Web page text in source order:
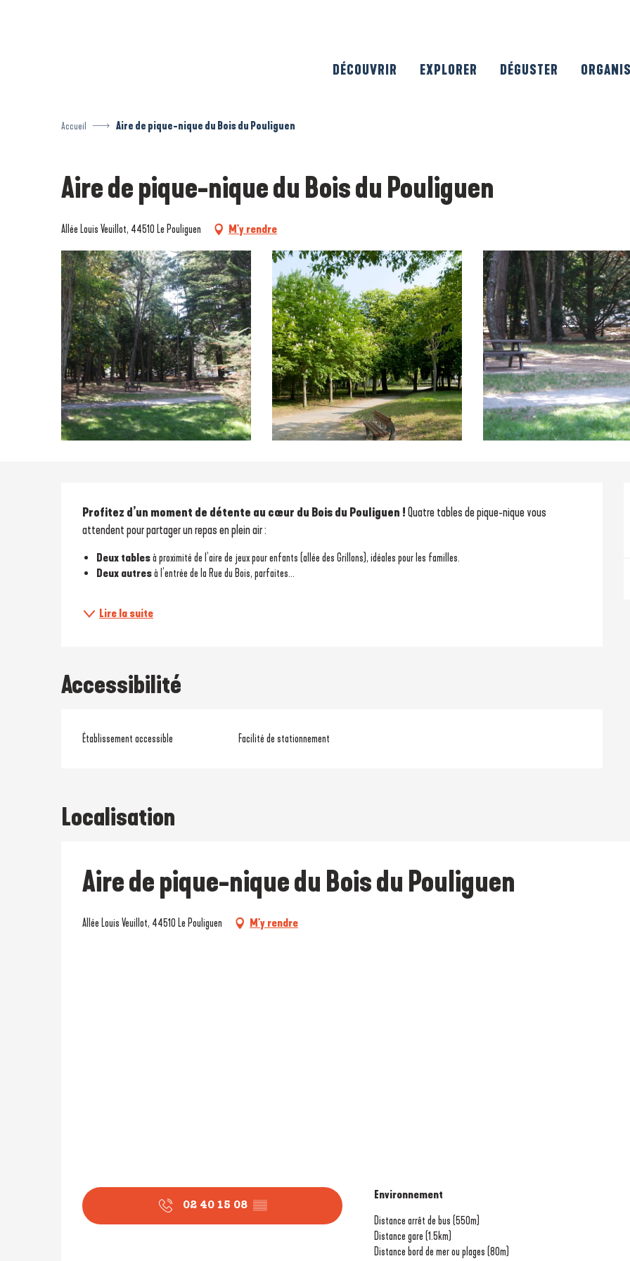
DÉCOUVRIR EXPLORER DÉGUSTER
Accueil Aire de pique-nique du Bois du Pouliguen
Aire de pique-nique du Bois du Pouliguen
Allée Louis Veuillot, 44510 Le Pouliguen M'y rendre
Description
Profitez d’un moment de détente au cœur du Bois du Pouliguen ! Quatre tables de pique-nique vous
attendent pour partager un repas en plein air :
Deux tables à proximité de l’aire de jeux pour enfants (allée des Grillons), idéales pour les familles.
Deux autres à l’entrée de la Rue du Bois, parfaites...
Lire la suite
Accessibilité
Établissement accessible Facilité de stationnement
Localisation
Aire de pique-nique du Bois du Pouliguen
Allée Louis Veuillot, 44510 Le Pouliguen M'y rendre
02 40 15 08 ▒▒
Environnement
Environnement
Distance arrêt de bus (550m)
Distance gare (1.5km)
Distance bord de mer ou plages (80m)